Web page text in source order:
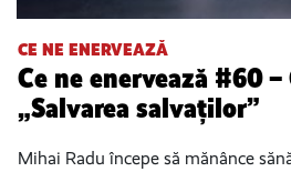
CE NE ENERVEAZĂ
Ce ne enervează #60
„Salvarea salvaților”
Mihai Radu începe să mănânce